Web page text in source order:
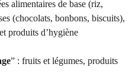
alimentaires de base (riz,
(chocolats, bonbons, biscuits),
produits d’hygiène
” : fruits et légumes, produits